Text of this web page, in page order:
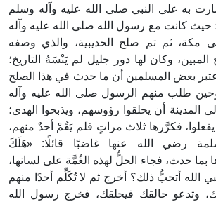
به على النبي صلى الله عليه وآله وسلم
كانت مع رسول الله صلى الله عليه وآله
مكة، ثم تم صلح الحديبية، والذي وصفه
المبين، وكان لها دور جليل لم يَنْسَهُ التاريخ؛
بعض المسلمين أن ما حدث في هذا الصلح
طلب منهم الرسول صلى الله عليه وآله
المدينة أن يحلقوا رؤوسهم، ويذبحوا الهدى؛
فكرَّرها ثلاث مراتٍ فلم يَقُمْ أحدٌ منهم،
رضي الله عنها غاضبًا قائلًا: «هَلَكَ
بما حدث، فجاء الحلُّ لهذه الغُمَّة على لسانها،
الله أتحبُّ ذلك؟ أخرج ثم لا تُكَلِّم أحدًا منهم
وتدعو حالقك فيحلقك، فخرج رسول الله